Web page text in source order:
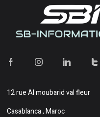
12 rue Al moubarid val fleur
Casablanca , Maroc